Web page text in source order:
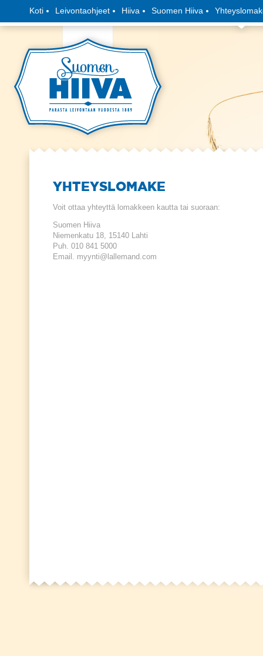
Koti Leivontaohjeet Hiiva Suomen Hiiva
YHTEYSLOMAKE
Voit ottaa yhteyttä lomakkeen kautta tai suoraan:
Suomen Hiiva
Niemenkatu 18, 15140 Lahti
Puh. 010 841 5000
Email. myynti@lallemand.com